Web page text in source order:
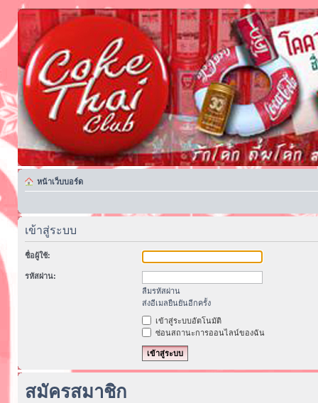
หน้าเว็บบอร์ด
เข้าสู่ระบบ
ชื่อผู้ใช้:
รหัสผ่าน:
ลืมรหัสผ่าน
ส่งอีเมลยืนยันอีกครั้ง
เข้าสู่ระบบอัตโนมัติ
ซ่อนสถานะการออนไลน์ของฉัน
สมัครสมาชิก